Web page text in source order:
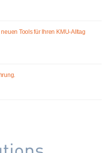
Tools für Ihren KMU-Alltag